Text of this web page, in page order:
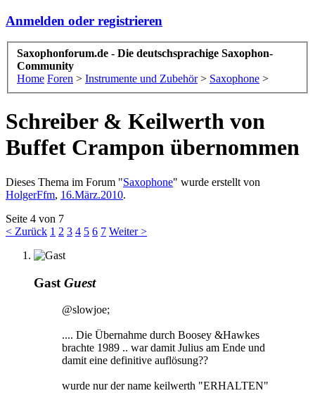
Anmelden oder registrieren
Saxophonforum.de - Die deutschsprachige Saxophon-
Community
Home Foren > Instrumente und Zubehör > Saxophone >
Schreiber & Keilwerth von
Buffet Crampon übernommen
Dieses Thema im Forum "Saxophone" wurde erstellt von
HolgerFfm, 16.März.2010.
Seite 4 von 7
< Zurück 1 2 3 4 5 6 7 Weiter >
Gast Guest
@slowjoe;
.... Die Übernahme durch Boosey &Hawkes
brachte 1989 .. war damit Julius am Ende und
damit eine definitive auflösung??
wurde nur der name keilwerth "ERHALTEN"